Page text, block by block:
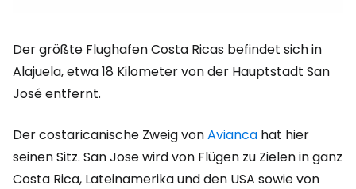
Der größte Flughafen Costa Ricas befindet sich in
Alajuela, etwa 18 Kilometer von der Hauptstadt San
José entfernt.
Der costaricanische Zweig vonAvianca hat hier
seinen Sitz. San Jose wird von Flügen zu Zielen in ganz
Costa Rica, Lateinamerika und den USA sowie von